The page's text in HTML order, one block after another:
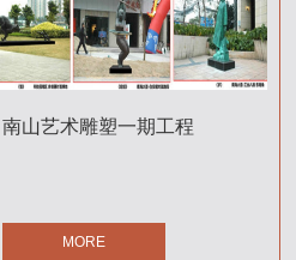
南山艺术雕塑一期工程
MORE